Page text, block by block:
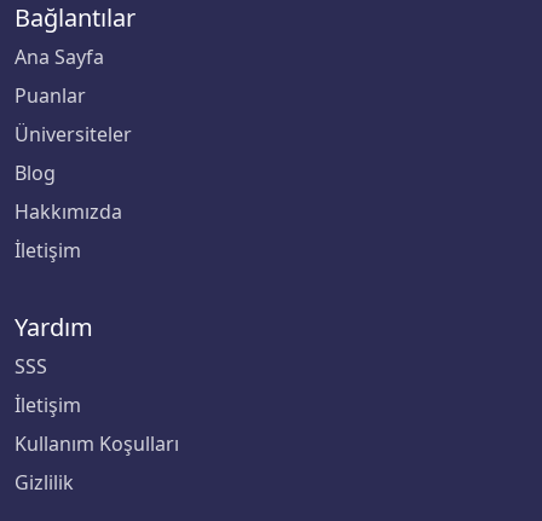
Bağlantılar
Ana Sayfa
Puanlar
Üniversiteler
Blog
Hakkımızda
İletişim
Yardım
SSS
İletişim
Kullanım Koşulları
Gizlilik